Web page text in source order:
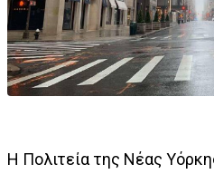
Η Πολιτεία της Νέας